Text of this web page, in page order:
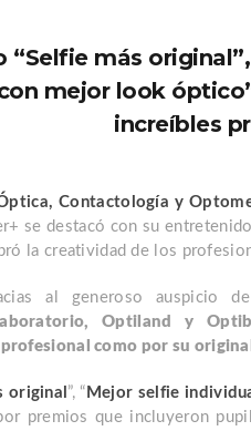
“Selfie más
mejor look
increíbles
Contactología y
se destacó con su
la creatividad de los
al generoso auspicio
,Optiland y
como por su
original ”, “ Mejor selfie
premios que incluyeron